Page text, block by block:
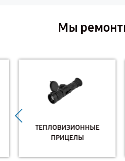
Мы
ТЕПЛОВИЗИОННЫЕ
ПРИЦЕЛЫ